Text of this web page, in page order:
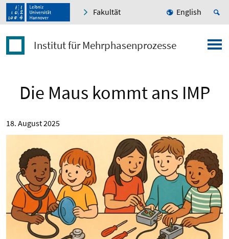
Fakultät English
Institut für Mehrphasenprozesse
Die Maus kommt ans IMP
18. August 2025